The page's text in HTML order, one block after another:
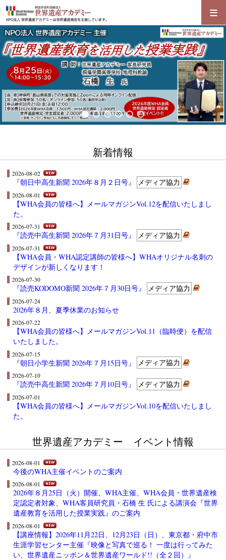
≡
新着情報
2026-08-02
『朝日中高生新聞 2026年８月２日号』 メディア協力
2026-08-01
【WHA会員の皆様へ】メールマガジンVol.12を配信いたしまし
た。
2026-07-31
『読売中高生新聞 2026年７月31日号』 メディア協力
2026-07-31
【WHA会員・WHA認定講師の皆様へ】WHAオリジナル名刺の
デザインが新しくなります！
2026-07-30
『読売KODOMO新聞 2026年７月30日号』 メディア協力
2026-07-24
2026年８月、夏季休業のお知らせ
2026-07-22
【WHA会員の皆様へ】メールマガジンVol.11（臨時便）を配信
いたしました。
2026-07-15
『朝日小学生新聞 2026年７月15日号』 メディア協力
2026-07-10
『読売中高生新聞 2026年７月10日号』 メディア協力
2026-07-01
【WHA会員の皆様へ】メールマガジンVol.10を配信いたしまし
た。
世界遺産アカデミー イベント情報
2026-08-01
今後のWHA主催イベントのご案内
2026-08-01
2026年８月25日（火）開催、WHA主催、WHA会員・世界遺産検
定認定者対象、WHA客員研究員・石橋 生 氏による講演会『世界
遺産教育を活用した授業実践』のご案内
2026-08-01
【講座情報】2026年11月22日、12月23日（日）、東京都・府中市
生涯学習センター主催『映像と写真で巡る！ 一度は行ってみた
い、世界遺産ニッポン＆世界遺産ワールド!!（全２回）』